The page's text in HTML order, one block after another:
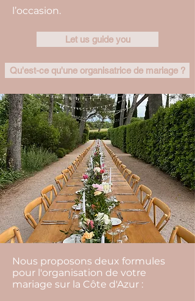
l’occasion.
Let us guide you
Qu'est-ce qu'une organisatrice de mariage ?
Nous proposons deux formules
pour l'organisation de votre
mariage sur la Côte d'Azur :